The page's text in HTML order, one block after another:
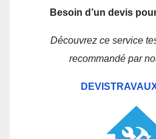
Besoin d’un devis
Découvrez ce service
recommandé par